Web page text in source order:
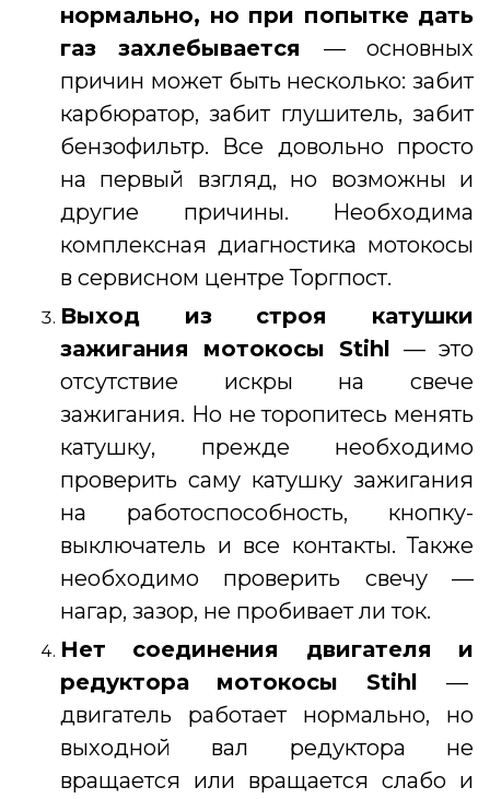
нормально, но при попытке дать
газ захлебывается — основных
причин может быть несколько: забит
карбюратор, забит глушитель, забит
бензофильтр. Все довольно просто
на первый взгляд, но возможны и
другие причины. Необходима
комплексная диагностика мотокосы
в сервисном центре Торгпост.
Выход из строя катушки
зажигания мотокосы Stihl— это
отсутствие искры на свече
зажигания. Но не торопитесь менять
катушку, прежде необходимо
проверить саму катушку зажигания
на работоспособность, кнопку-
выключатель и все контакты. Также
необходимо проверить свечу —
нагар, зазор, не пробивает ли ток.
Нет соединения двигателя и
редуктора
мотокосы Stihl —
двигатель работает нормально, но
выходной вал редуктора не
вращается или вращается слабо и